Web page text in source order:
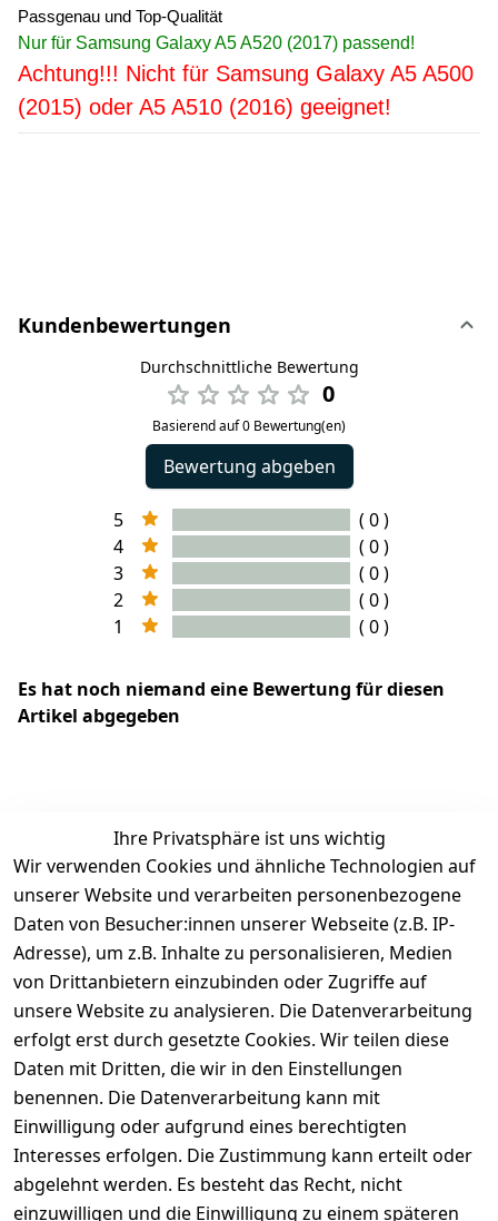
Passgenau und Top-Qualität
Nur für Samsung Galaxy A5 A520 (2017) passend!
Achtung!!! Nicht für Samsung Galaxy A5 A500
(2015) oder A5 A510 (2016) geeignet!
Kundenbewertungen
Durchschnittliche Bewertung
0
Basierend auf 0 Bewertung(en)
Bewertung abgeben
5
( 0 )
4
( 0 )
3
( 0 )
2
( 0 )
1
( 0 )
Es hat noch niemand eine Bewertung für diesen
Artikel abgegeben
EU-Verantwortliche Person - klicken Sie für Details
Ihre Privatsphäre ist uns wichtig
Wir verwenden Cookies und ähnliche Technologien auf
unserer Website und verarbeiten personenbezogene
Daten von Besucher:innen unserer Webseite (z.B. IP-
Adresse), um z.B. Inhalte zu personalisieren, Medien
von Drittanbietern einzubinden oder Zugriffe auf
unsere Website zu analysieren. Die Datenverarbeitung
erfolgt erst durch gesetzte Cookies. Wir teilen diese
Daten mit Dritten, die wir in den Einstellungen
benennen. Die Datenverarbeitung kann mit
Einwilligung oder aufgrund eines berechtigten
Interesses erfolgen. Die Zustimmung kann erteilt oder
abgelehnt werden. Es besteht das Recht, nicht
einzuwilligen und die Einwilligung zu einem späteren
Rechtliches
AGB
Impressum
Datenschutze
Services
Registrieren
Kontakt
Kontaktformu
lar
Zahlung
und
Versand